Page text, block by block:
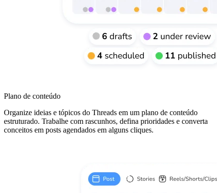
Plano de conteúdo
Organize ideias e tópicos do Threads em um plano de conteúdo
estruturado. Trabalhe com rascunhos, defina prioridades e converta
conceitos em posts agendados em alguns cliques.